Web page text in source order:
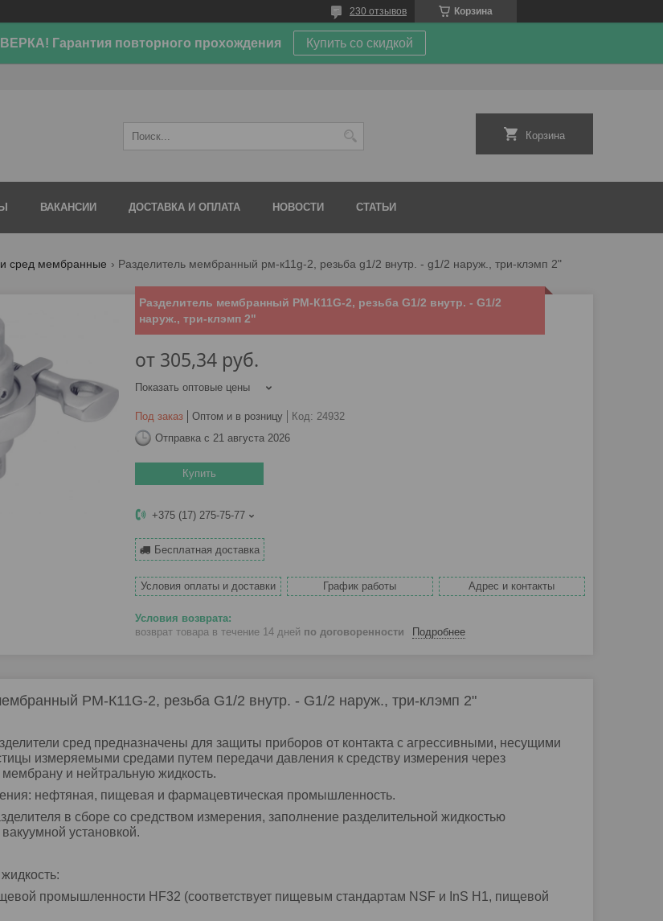
Корзина
230 отзывов
Гарантия повторного прохождения Купить со скидкой
Корзина
ВАКАНСИИ ДОСТАВКА И ОПЛАТА НОВОСТИ СТАТЬИ
сред мембранные Разделитель мембранный рм-к11g-2, резьба g1/2 внутр. - g1/2 наруж., три-клэмп 2"
Разделитель мембранный РМ-К11G-2, резьба G1/2 внутр. - G1/2
наруж., три-клэмп 2"
от 305,34 руб.
Показать оптовые цены
Под заказ Оптом и в розницу Код: 24932
Отправка с 21 августа 2026
Купить
+375 (17) 275-75-77
Бесплатная доставка
Условия оплаты и доставки График работы Адрес и контакты
возврат товара в течение 14 дней по договоренности Подробнее
РМ-К11G-2, резьба G1/2 внутр. - G1/2 наруж., три-клэмп 2"
сред предназначены для защиты приборов от контакта с агрессивными, несущими
измеряемыми средами путем передачи давления к средству измерения через
мембрану и нейтральную жидкость.
нефтяная, пищевая и фармацевтическая промышленность.
в сборе со средством измерения, заполнение разделительной жидкостью
установкой.
промышленности HF32 (соответствует пищевым стандартам NSF и InS H1, пищевой